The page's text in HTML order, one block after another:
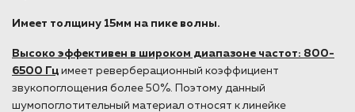
Имеет толщину 15мм на пике волны.
Высоко эффективен в широком диапазоне частот: 800-
6500 Гц имеет реверберационный коэффициент
звукопоглощения более 50%. Поэтому данный
шумопоглотительный материал относят к линейке